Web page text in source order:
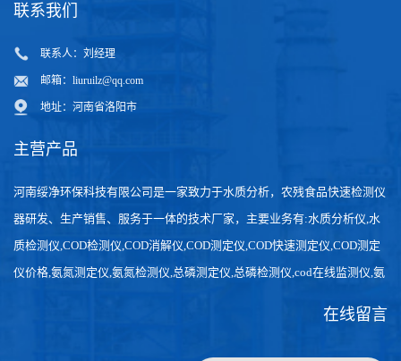
联系我们
联系人：刘经理
邮箱： liuruilz@qq.com
地址：河南省洛阳市
主营产品
河南绥净环保科技有限公司是一家致力于水质分析，农残食品快速检测仪
器研发、生产销售、服务于一体的技术厂家，主要业务有:水质分析仪,水
质检测仪,COD检测仪,COD消解仪,COD测定仪,COD快速测定仪,COD测定
仪价格,氨氮测定仪,氨氮检测仪,总磷测定仪,总磷检测仪,cod在线监测仪,氨
在线留言